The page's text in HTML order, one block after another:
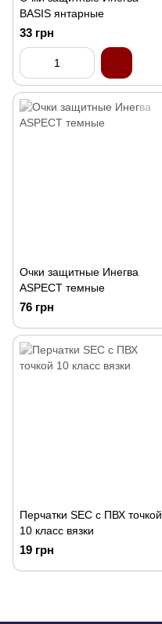
BASIS янтарные
33 грн
Очки защитные Инегва
ASPECT темные
76 грн
Перчатки SEC с ПВХ точкой
10 класс вязки
19 грн